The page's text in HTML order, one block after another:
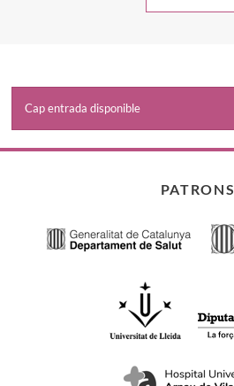
Cap entrada disponible
PATRONS